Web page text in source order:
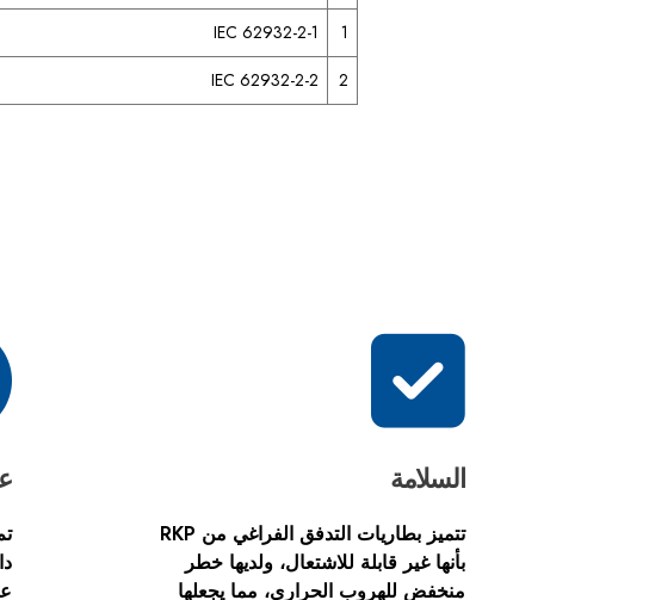
1
IEC 62932-2-1
2
IEC 62932-2-2
السلامة
تتميز بطاريات التدفق الفراغي من RKP
بأنها غير قابلة للاشتعال، ولديها خطر
منخفض للهروب الحراري، مما يجعلها
عن 25